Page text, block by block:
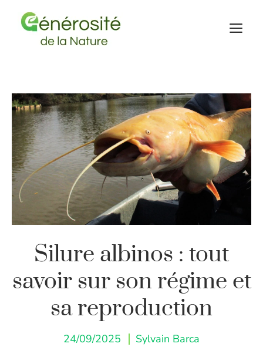
Silure albinos : tout
savoir sur son régime et
sa reproduction
24/09/2025 Sylvain Barca